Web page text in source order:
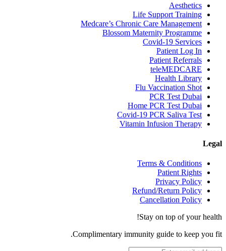
Aesthetics
Life Support Training
Medcare’s Chronic Care Management
Blossom Maternity Programme
Covid-19 Services
Patient Log In
Patient Referrals
teleMEDCARE
Health Library
Flu Vaccination Shot
PCR Test Dubai
Home PCR Test Dubai
Covid-19 PCR Saliva Test
Vitamin Infusion Therapy
Legal
Terms & Conditions
Patient Rights
Privacy Policy
Refund/Return Policy
Cancellation Policy
Stay on top of your health!
Complimentary immunity guide to keep you fit.